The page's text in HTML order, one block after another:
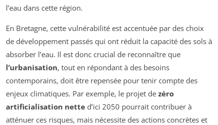
l’eau dans cette région.
En Bretagne, cette vulnérabilité est accentuée par des choix
de développement passés qui ont réduit la capacité des sols à
absorber l’eau. Il est donc crucial de reconnaître que
l’urbanisation, tout en répondant à des besoins
contemporains, doit être repensée pour tenir compte des
enjeux climatiques. Par exemple, le projet de zéro
artificialisation nette d’ici 2050 pourrait contribuer à
atténuer ces risques, mais nécessite des actions concrètes et